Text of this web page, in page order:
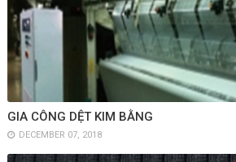
GIA CÔNG DỆT KIM BẰNG
DECEMBER 07, 2018